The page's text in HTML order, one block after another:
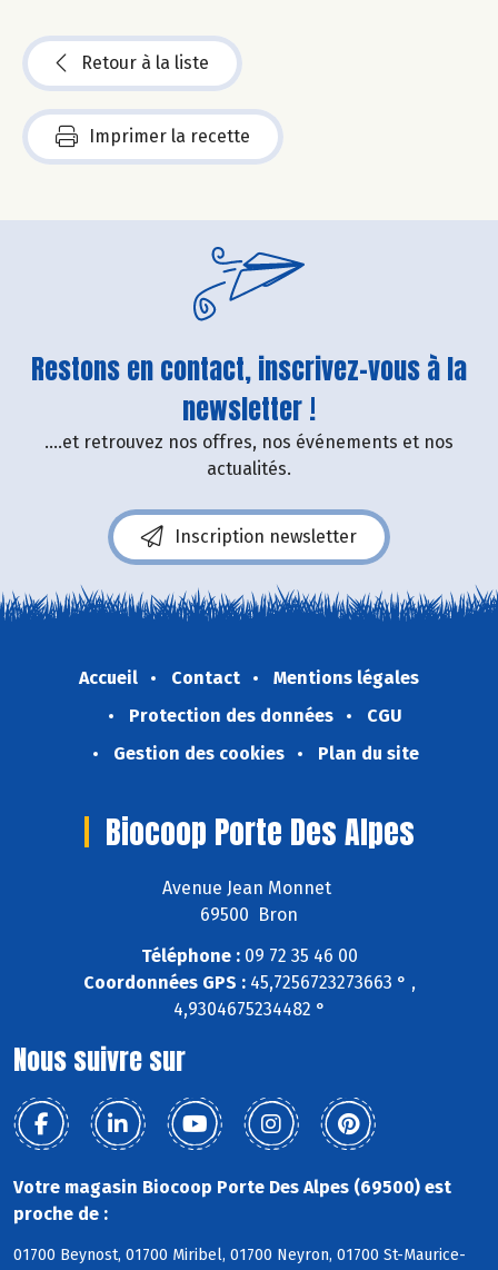
Retour à la liste
Imprimer la recette
Restons en contact, inscrivez-vous à la
newsletter !
....et retrouvez nos offres, nos événements et nos
actualités.
Inscription newsletter
Accueil Contact
Mentions légales
Protection des données
CGU
Gestion des cookies
Plan du site
Biocoop Porte Des Alpes
Avenue Jean Monnet
69500 Bron
Téléphone :09 72 35 46 00
Coordonnées GPS :45,7256723273663 ° ,
4,9304675234482 °
Nous suivre sur
Votre magasin Biocoop Porte Des Alpes (69500) est
proche de :
01700 Beynost, 01700 Miribel, 01700 Neyron, 01700 St-Maurice-